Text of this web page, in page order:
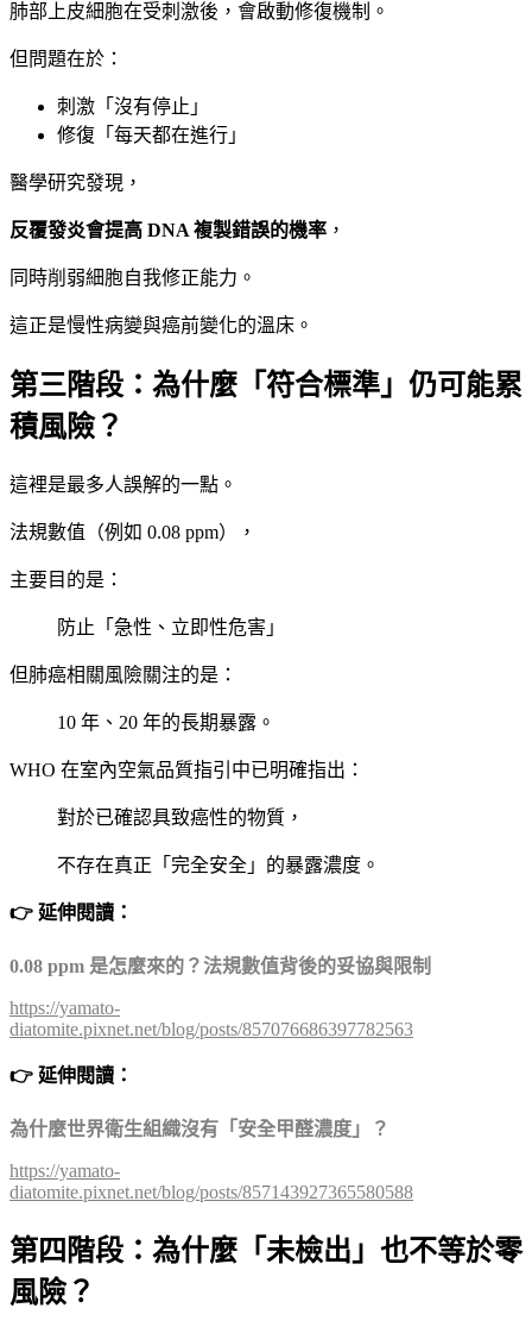
肺部上皮細胞在受刺激後，會啟動修復機制。
但問題在於：
刺激「沒有停止」
修復「每天都在進行」
醫學研究發現，
反覆發炎會提高 DNA 複製錯誤的機率 ，
同時削弱細胞自我修正能力。
這正是慢性病變與癌前變化的溫床。
第三階段：為什麼「符合標準」仍可能累
積風險？
這裡是最多人誤解的一點。
法規數值（例如 0.08 ppm），
主要目的是：
防止「急性、立即性危害」
但肺癌相關風險關注的是：
10 年、20 年的長期暴露。
WHO 在室內空氣品質指引中已明確指出：
對於已確認具致癌性的物質，
不存在真正「完全安全」的暴露濃度。
👉 延伸閱讀：
0.08 ppm 是怎麼來的？法規數值背後的妥協與限制
https://yamato-
diatomite.pixnet.net/blog/posts/857076686397782563
👉 延伸閱讀：
為什麼世界衛生組織沒有「安全甲醛濃度」？
https://yamato-
diatomite.pixnet.net/blog/posts/857143927365580588
第四階段：為什麼「未檢出」也不等於零
風險？